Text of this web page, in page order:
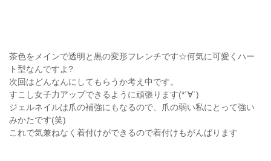
茶色をメインで透明と黒の変形フレンチです☆何気に可愛くハー
ト型なんですよ?
次回はどんなんにしてもらうか考え中です。
すこし女子力アップできるように頑張ります(*´∀`)
ジェルネイルは爪の補強にもなるので、爪の弱い私にとって強い
みかたです(笑)
これで気兼ねなく着付けができるので着付けもがんばります